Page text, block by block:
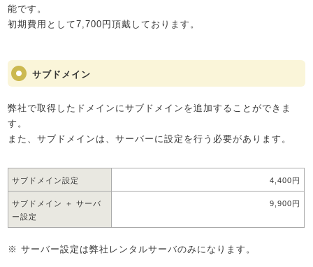
能です。
初期費用として7,700円頂戴しております。
サブドメイン
弊社で取得したドメインにサブドメインを追加することができま
す。
また、サブドメインは、サーバーに設定を行う必要があります。
サブドメイン設定 4,400円
サブドメイン ＋ サーバ
ー設定
9,900円
※ サーバー設定は弊社レンタルサーバのみになります。